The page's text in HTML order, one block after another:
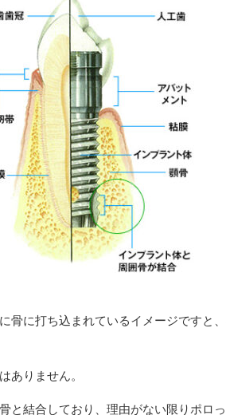
療案内
虫歯治療
審美歯科治療（詰め物・被せ物）
骨に打ち込まれているイメージですと
ありません。
結合しており、理由がない限りポロ